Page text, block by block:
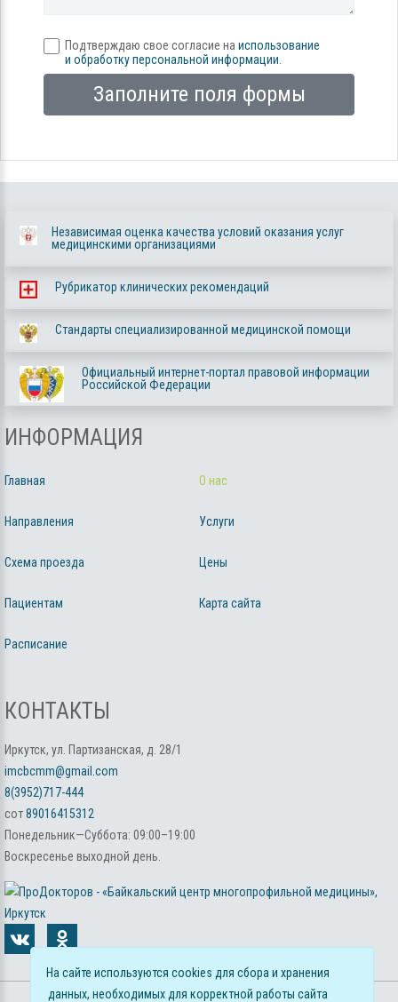
Подтверждаю свое согласие на использование
и обработку персональной информации
Заполните поля формы
Независимая оценка качества условий оказания услуг
медицинскими организациями
Рубрикатор клинических рекомендаций
Стандарты специализированной медицинской помощи
Официальный интернет-портал правовой информации
Российской Федерации
ИНФОРМАЦИЯ
Главная О нас
Направления Услуги
Схема проезда Цены
Пациентам Карта сайта
Расписание
КОНТАКТЫ
Иркутск, ул. Партизанская, д. 28/1
imcbcmm@gmail.com
8(3952)717-444
сот89016415312
Понедельник—Суббота: 09:00–19:00
Воскресенье выходной день.
На сайте используются cookies для сбора и хранения
данных, необходимых для корректной работы сайта